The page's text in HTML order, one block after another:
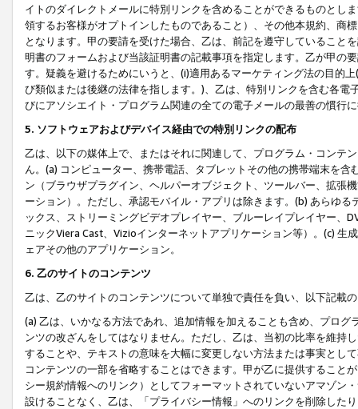
イトのダイレクトメールに特別リンクを含めることができるものとし
領するお客様がオプトインしたものであること）、その他本規約、商
となります。甲の要請を受けた場合、乙は、前記を遵守していること
明書のフォームおよび当該証明書の記載事項を指定します。乙が甲の
す。疑義を避けるためにいうと、(i)適用あるマーケティング法の目的
び類似または後継の法律を指します。)、乙は、特別リンクを含む各
びにアソシエイト・プログラム関連の全ての電子メールの最善の慣行
5. ソフトウェアおよびデバイス経由での特別リンクの配布
乙は、以下の媒体上で、またはそれに関連して、プログラム・コンテ
ん。(a) コンピューター、携帯電話、タブレットその他の携帯端末を
ン（ブラウザプラグイン、ヘルパーオブジェクト、ツールバー、拡張
ーション）。ただし、承認モバイル・アプリは除きます。(b) あらゆ
ックス、ストリーミングビデオプレイヤー、ブルーレイプレイヤー、
ニックViera Cast、Vizioインターネットアプリケーション等）。(c)
ェアその他のアプリケーション。
6. 乙のサイトのコンテンツ
乙は、乙のサイトのコンテンツについて単独で責任を負い、以下記載
(a) 乙は、いかなる方法であれ、追加情報を加えることも含め、プロ
ンツの改ざんをしてはなりません。ただし、乙は、当初の比率を維持
することや、テキストの意味を大幅に変更しない方法または事実とし
コンテンツの一部を省略することはできます。甲が乙に提供すること
シー規約情報へのリンク）としてフォーマットされていないアマゾン
設けることなく、乙は、「プライバシー情報」へのリンクを削除した